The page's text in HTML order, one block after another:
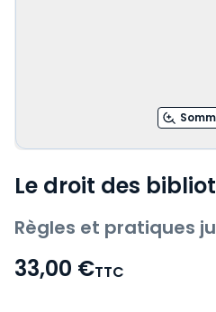
Le droit des
Règles et pratiques
33,00 €TTC